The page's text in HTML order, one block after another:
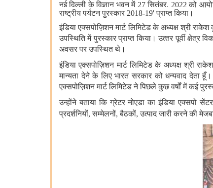
नई दिल्ली के विज्ञान भवन में 27 सितंबर, 2022 को
राष्ट्रीय पर्यटन पुरस्कार 2018-19' प्राप्त किया।
इंडिया एक्सपोज़िशन मार्ट लिमिटेड के अध्यक्ष श्री
उपस्थिति में पुरस्कार प्राप्त किया। उत्‍तर पूर्वी
अवसर पर उपस्थित थे।
इंडिया एक्सपोज़िशन मार्ट लिमिटेड के अध्यक्ष श्री
मान्यता देने के लिए भारत सरकार को धन्यवाद देता
एक्सपोज़िशन मार्ट लिमिटेड ने पिछले कुछ वर्षों में कई
उन्होंने बताया कि ग्रेटर नोएडा का इंडिया एक्सपो
प्रदर्शनियों, सम्मेलनों, बैठकों, उत्पाद जारी करने की